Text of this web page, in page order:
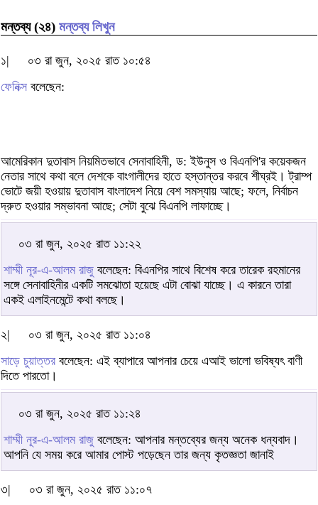
মন্তব্য (২৪) মন্তব্য লিখুন
১|
০৩ রা জুন, ২০২৫ রাত ১০:৫৪
ফেনিক্স বলেছেন:
আমেরিকান দুতাবাস নিয়মিতভাবে সেনাবাহিনী, ড: ইউনুস ও বিএনপি'র কয়েকজন
নেতার সাথে কথা বলে দেশকে বাংগালীদের হাতে হস্তান্তর করবে শীঘ্রই। ট্রাম্প
ভোটে জয়ী হওয়ায় দুতাবাস বাংলাদেশ নিয়ে বেশ সমস্যায় আছে; ফলে, নির্বাচন
দ্রুত হওয়ার সম্ভাবনা আছে; সেটা বুঝে বিএনপি লাফাচ্ছে।
০৩ রা জুন, ২০২৫ রাত ১১:২২
শাম্মী নূর-এ-আলম রাজু বলেছেন: বিএনপির সাথে বিশেষ করে তারেক রহমানের
সঙ্গে সেনাবাহিনীর একটি সমঝোতা হয়েছে এটা বোঝা যাচ্ছে। এ কারনে তারা
একই এলাইনমেন্টে কথা বলছে।
২|
০৩ রা জুন, ২০২৫ রাত ১১:০৪
সাড়ে চুয়াত্তর বলেছেন: এই ব্যাপারে আপনার চেয়ে এআই ভালো ভবিষ্যৎ বাণী
দিতে পারতো।
০৩ রা জুন, ২০২৫ রাত ১১:২৪
শাম্মী নূর-এ-আলম রাজু বলেছেন: আপনার মন্তব্যের জন্য অনেক ধন্যবাদ।
আপনি যে সময় করে আমার পোস্ট পড়েছেন তার জন্য কৃতজ্ঞতা জানাই
৩| ০৩ রা জুন, ২০২৫ রাত ১১:০৭